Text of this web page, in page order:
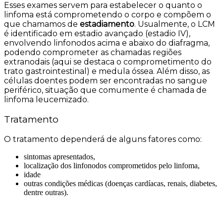
Esses exames servem para estabelecer o quanto o
linfoma está comprometendo o corpo e compõem o
que chamamos de estadiamento. Usualmente, o LCM
é identificado em estadio avançado (estadio IV),
envolvendo linfonodos acima e abaixo do diafragma,
podendo comprometer as chamadas regiões
extranodais (aqui se destaca o comprometimento do
trato gastrointestinal) e medula óssea. Além disso, as
células doentes podem ser encontradas no sangue
periférico, situação que comumente é chamada de
linfoma leucemizado.
Tratamento
O tratamento dependerá de alguns fatores como:
sintomas apresentados,
localização dos linfonodos comprometidos pelo linfoma,
idade
outras condições médicas (doenças cardíacas, renais, diabetes,
dentre outras).